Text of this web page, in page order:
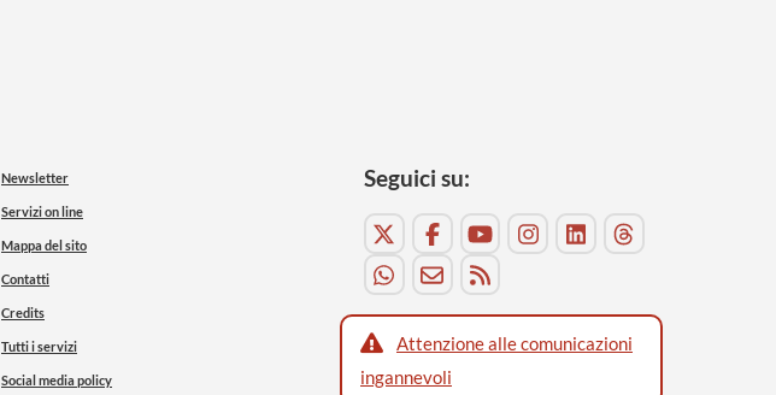
Newsletter
Servizi on line
Mappa del sito
Contatti
Credits
Tutti i servizi
Social media policy
Seguici su:
Attenzione alle comunicazioni
ingannevoli